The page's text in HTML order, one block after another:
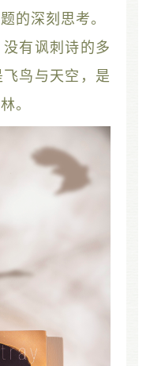
的深刻思考。
有讽刺诗的多
鸟与天空，是
。